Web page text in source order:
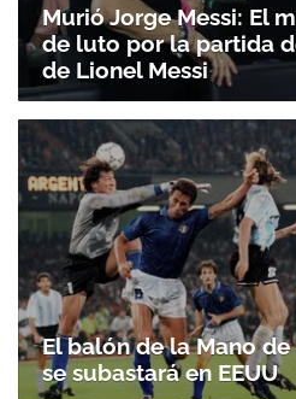
Murió Jorge Messi: El
de luto por la partida
de Lionel Messi
El balón de la Mano
se subastará en EEUU